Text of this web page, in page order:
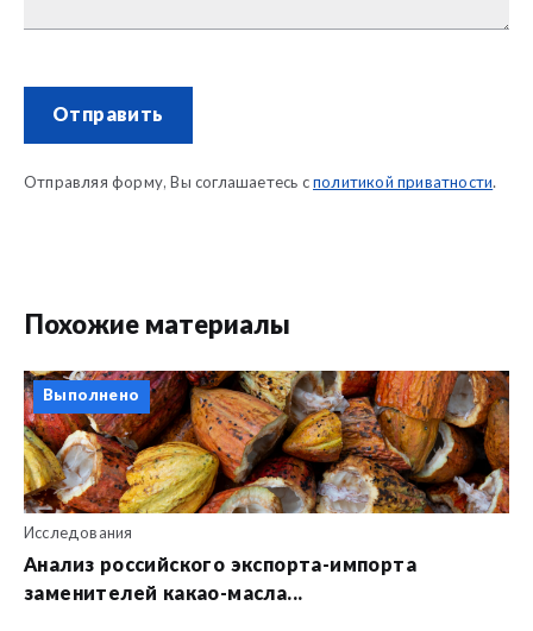
Отправить
Отправляя форму, Вы соглашаетесь с политикой приватности.
Похожие материалы
Выполнено
Исследования
Анализ российского экспорта-импорта
заменителей какао-масла...